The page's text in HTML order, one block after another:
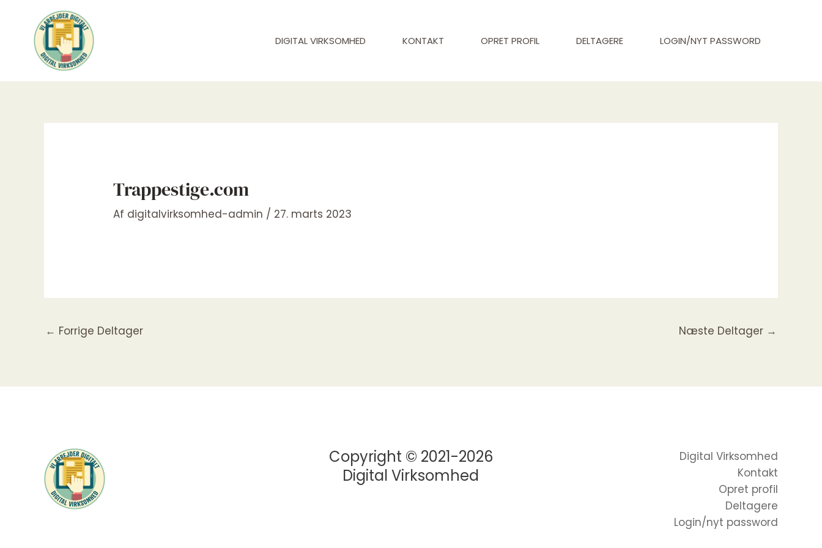
indholdet
DIGITAL VIRKSOMHED KONTAKT OPRET PROFIL DELTAGERE LOGIN/NYT PASSWORD
Trappestige.com
Af digitalvirksomhed-admin / 27. marts 2023
← Forrige Deltager Næste Deltager →
Copyright © 2021-2026
Digital Virksomhed
Digital Virksomhed
Kontakt
Opret profil
Deltagere
Login/nyt password